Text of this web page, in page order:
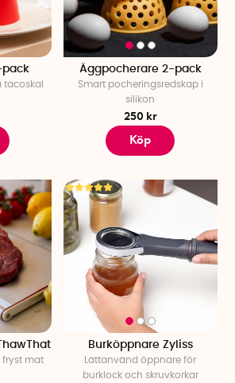
pack
tacoskal
Äggpocherare 2-pack
Smart pocheringsredskap i
silikon
250 kr
Köp
mat
Burköppnare Zyliss
Lättanvänd öppnare för
burklock och skruvkorkar